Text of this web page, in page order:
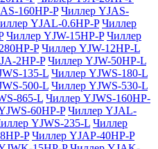
160HP-P Чиллер YJAS-
YJAL-0.6HP-P Чиллер
Чиллер YJW-15HP-P Чиллер
P Чиллер YJW-12HP-L
2HP-P Чиллер YJW-50HP-L
135-L Чиллер YJWS-180-L
500-L Чиллер YJWS-530-L
865-L Чиллер YJWS-160HP-
60HP-P Чиллер YJAL-
YJWS-235-L Чиллер
P Чиллер YJAP-40HP-P